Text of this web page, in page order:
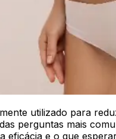
utilizado para
perguntas mais
eficácia e o que